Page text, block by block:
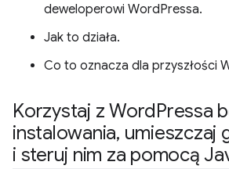
deweloperowi WordPressa.
Jak to działa.
Co to oznacza dla przyszłości
Korzystaj z WordPressa
instalowania, umieszczaj
i steruj nim za pomocą